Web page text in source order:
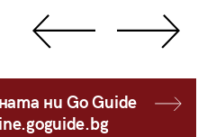
ни Go Guide